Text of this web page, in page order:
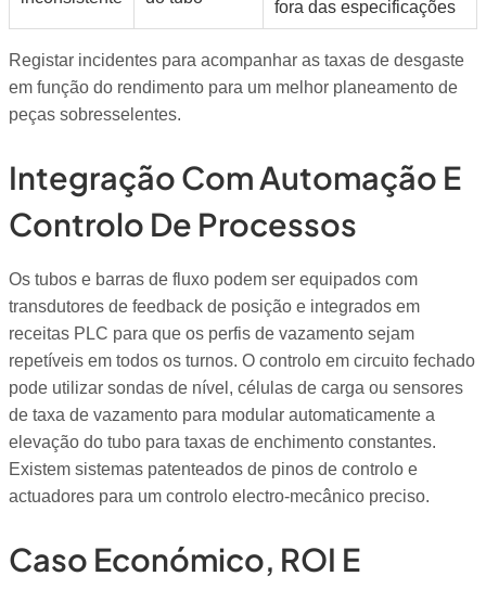
fora das especificações
Registar incidentes para acompanhar as taxas de desgaste
em função do rendimento para um melhor planeamento de
peças sobresselentes.
Integração Com Automação E
Controlo De Processos
Os tubos e barras de fluxo podem ser equipados com
transdutores de feedback de posição e integrados em
receitas PLC para que os perfis de vazamento sejam
repetíveis em todos os turnos. O controlo em circuito fechado
pode utilizar sondas de nível, células de carga ou sensores
de taxa de vazamento para modular automaticamente a
elevação do tubo para taxas de enchimento constantes.
Existem sistemas patenteados de pinos de controlo e
actuadores para um controlo electro-mecânico preciso.
Caso Económico, ROI E